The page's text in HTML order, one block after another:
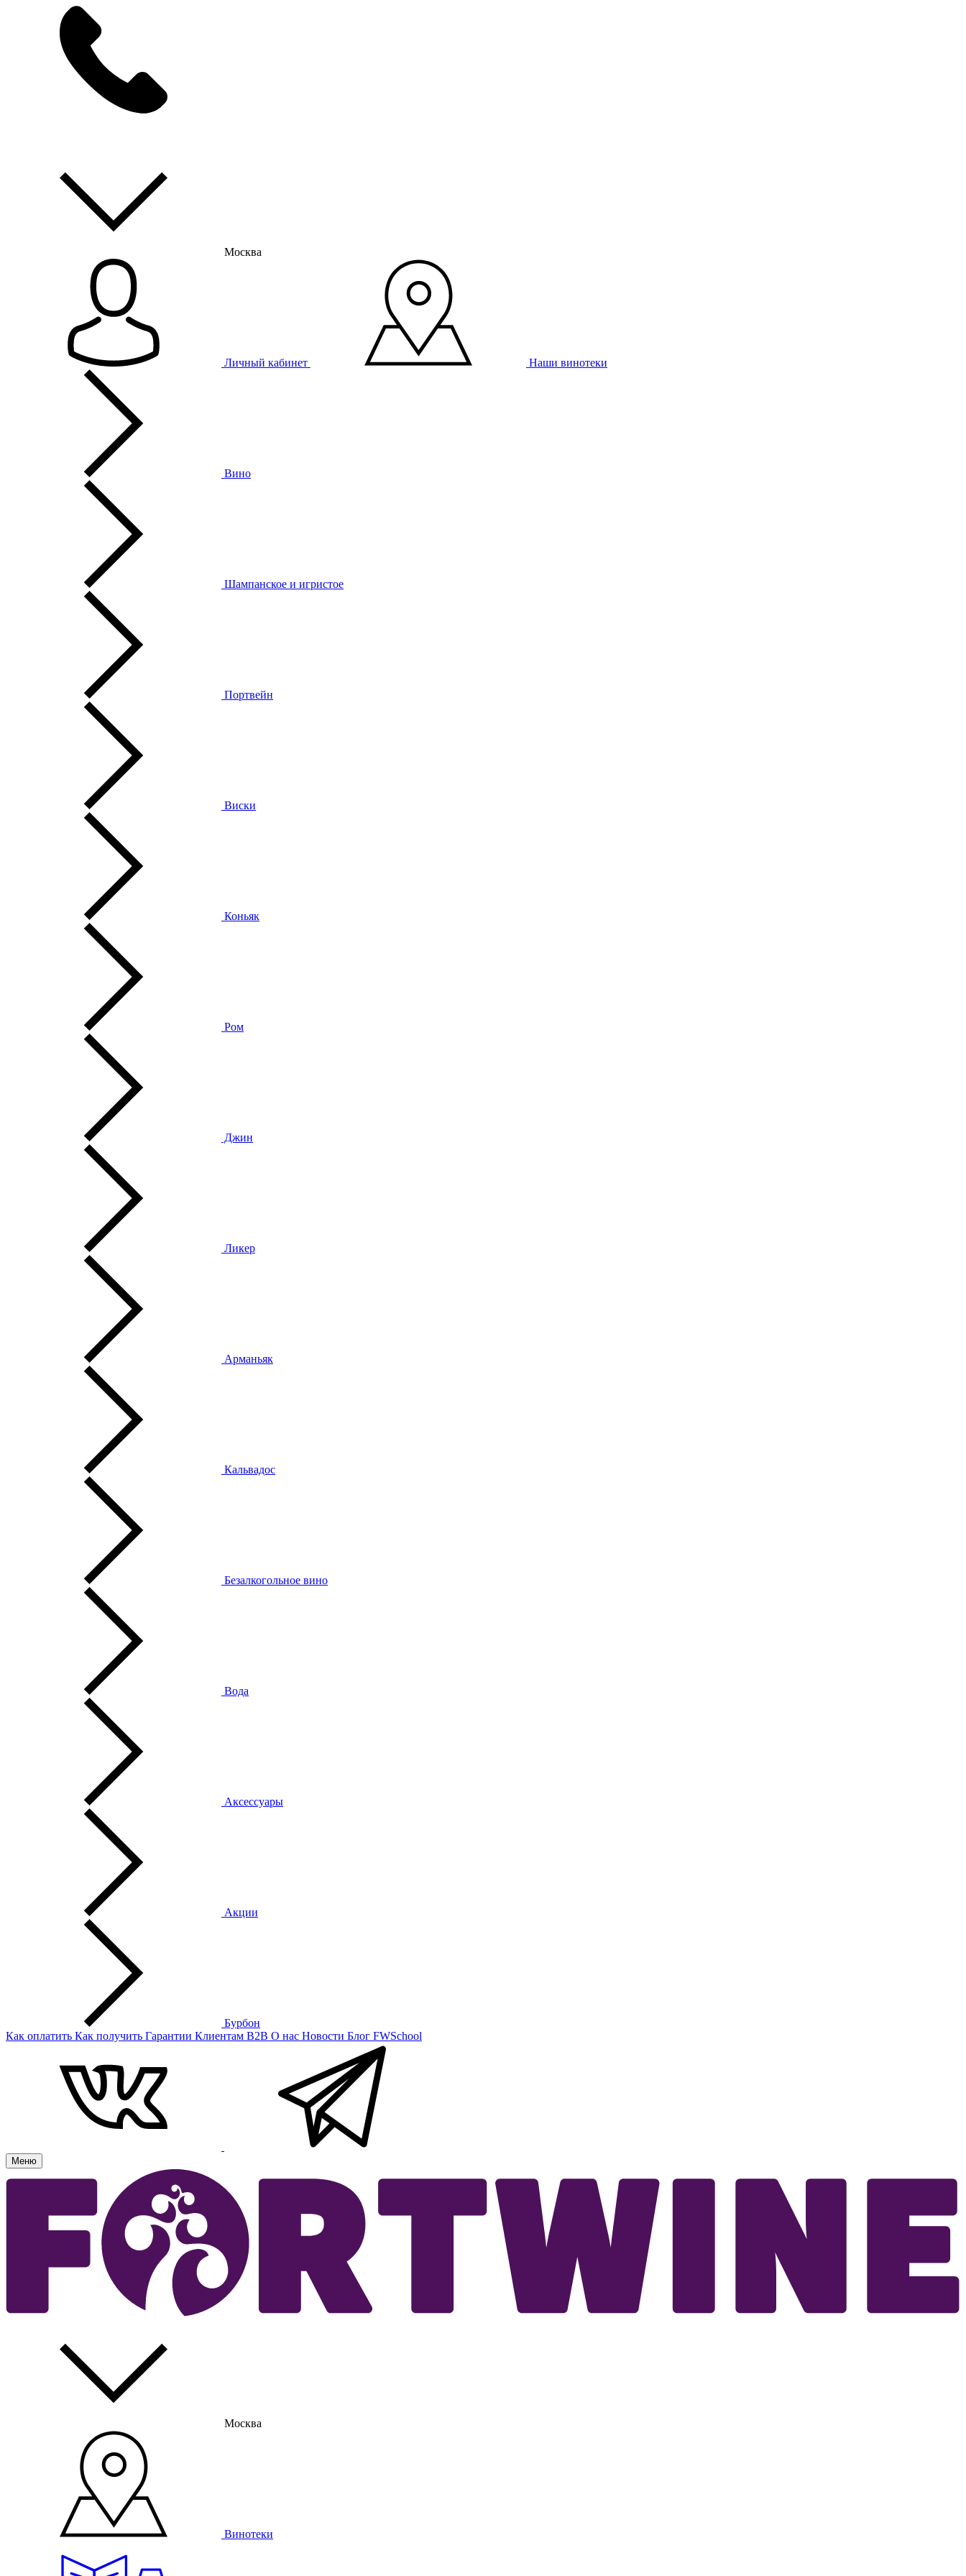
Москва
Личный кабинет Наши винотеки
Вино
Шампанское и игристое
Портвейн
Виски
Коньяк
Ром
Джин
Ликер
Арманьяк
Кальвадос
Безалкогольное вино
Вода
Аксессуары
Акции
Бурбон
Как оплатить Как получить Гарантии Клиентам B2B О нас Новости Блог FWSchool
Меню
Москва
Винотеки